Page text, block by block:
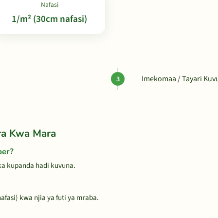
Nafasi
1/m² (30cm nafasi)
Imekomaa / Tayari
Kwa Mara
kupanda hadi kuvuna.
kwa njia ya futi ya mraba.